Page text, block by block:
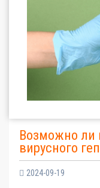
Возможно ли
вирусного
2024-09-19